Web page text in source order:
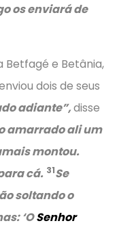
os enviará de
Betfagé e Betânia,
dois de seus
adiante”,disse
amarrado ali um
montou.
cá. 31Se
soltando o
‘OSenhor